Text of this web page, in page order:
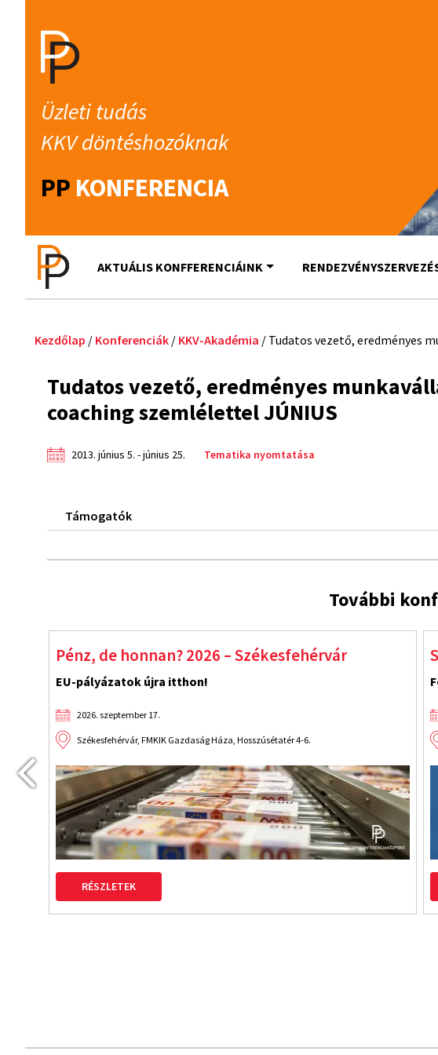
AKTUÁLIS KONFFERENCIÁINK
Üzleti tudás
KKV döntéshozóknak
PP KONFERENCIA
Kezdőlap / Konferenciák / KKV-Akadémia / Tudatos vezető, eredményes
Tudatos vezető, eredményes
coaching szemlélettel JÚNIUS
2013. június 5. - június 25. Tematika nyomtatása
Támogatók
További
Pénz, de honnan? 2026 – Székesfehérvár
EU-pályázatok újra itthon!
2026. szeptember 17.
Székesfehérvár, FMKIK Gazdaság Háza, Hosszúsétatér 4-6.
RÉSZLETEK